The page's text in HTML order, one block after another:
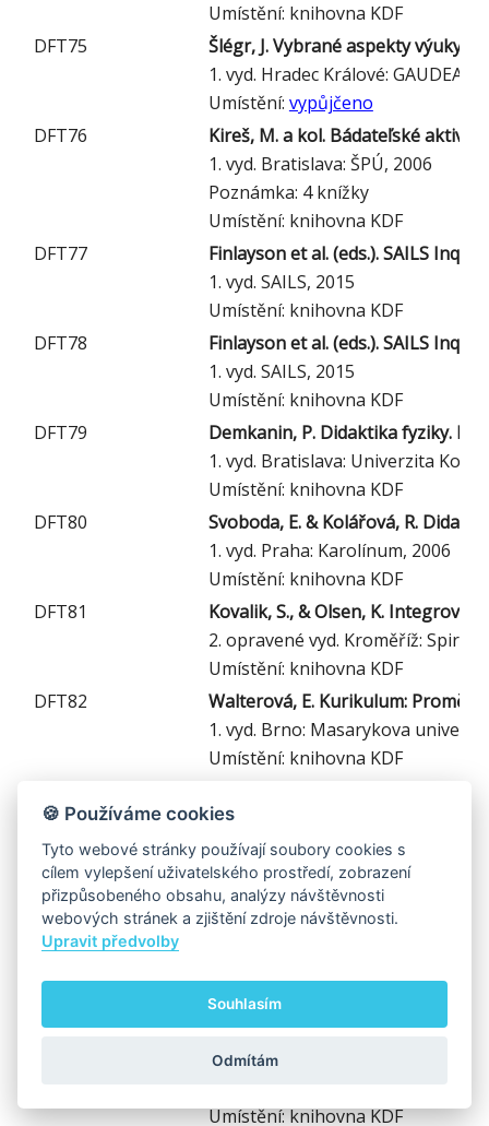
Umístění: knihovna KDF
DFT75
Šlégr, J. Vybrané aspekty výuky
1. vyd. Hradec Králové:
Umístění: vypůjčeno
DFT76
Kireš, M. a kol. Bádateľské
1. vyd. Bratislava: ŠPÚ, 2006
Poznámka: 4 knížky
Umístění: knihovna KDF
DFT77
Finlayson et al. (eds.). SAILS
1. vyd. SAILS, 2015
Umístění: knihovna KDF
DFT78
Finlayson et al. (eds.). SAILS
1. vyd. SAILS, 2015
Umístění: knihovna KDF
DFT79
Demkanin, P. Didaktika fyziky.
1. vyd. Bratislava: Univerzita
Umístění: knihovna KDF
DFT80
Svoboda, E. & Kolářová, R.
1. vyd. Praha: Karolínum, 2006
Umístění: knihovna KDF
DFT81
Kovalik, S., & Olsen, K.
2. opravené vyd. Kroměříž:
Umístění: knihovna KDF
DFT82
Walterová, E. Kurikulum:
1. vyd. Brno: Masarykova
Umístění: knihovna KDF
1. vyd. Brno: Paido, 2012
Umístění: knihovna KDF
DFT84
Jurčová Marta, Dohňanská
1. vyd. Bratislava: Univerzita
1. vyd. Praha: MatfyzPress, 2008
Umístění:vypůjčeno
Bennett Judith. Teaching and
Umístění: knihovna KDF
🍪 Používáme cookies
Tyto webové stránky používají soubory cookies s
cílem vylepšení uživatelského prostředí, zobrazení
přizpůsobeného obsahu, analýzy návštěvnosti
webových stránek a zjištění zdroje návštěvnosti.
Upravit předvolby
Souhlasím
Odmítám